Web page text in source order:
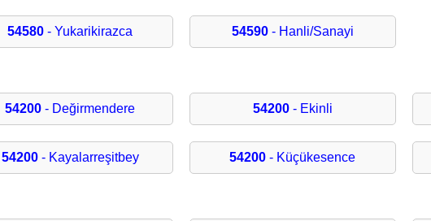
54580 - Yukarikirazca 54590- Hanli/Sanayi
54200 - Değirmendere 54200- Ekinli
54200- Kayalarreşitbey 54200 - Küçükesence